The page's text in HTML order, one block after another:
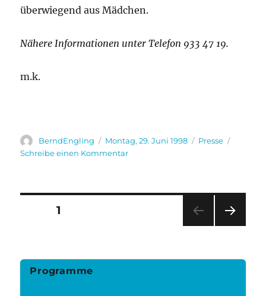
überwiegend aus Mädchen.
Nähere Informationen unter Telefon 933 47 19.
m.k.
Autor
BerndEngling
Veröffentlicht
am
Montag, 29. Juni 1998 Kategorien
Presse
Schreibe einen Kommentarzu
Seitennummerierung
Beiträge
SEITE1
Programme